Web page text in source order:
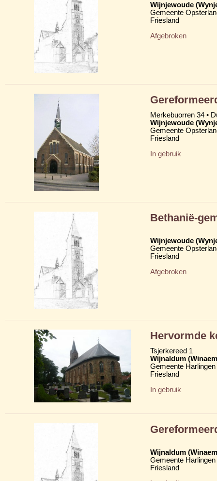
Wijnjewoude
Gemeente
Friesland
Afgebroken
Merkebuorren 34 •
Wijnjewoude
Gemeente
Friesland
In gebruik
Bethanië-
Wijnjewoude
Gemeente
Friesland
Afgebroken
Hervormde
Tsjerkereed 1
Wijnaldum
Gemeente Harlingen
Friesland
In gebruik
Wijnaldum
Gemeente Harlingen
Friesland